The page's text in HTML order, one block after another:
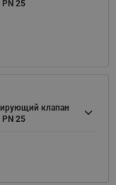
25
клапан
25